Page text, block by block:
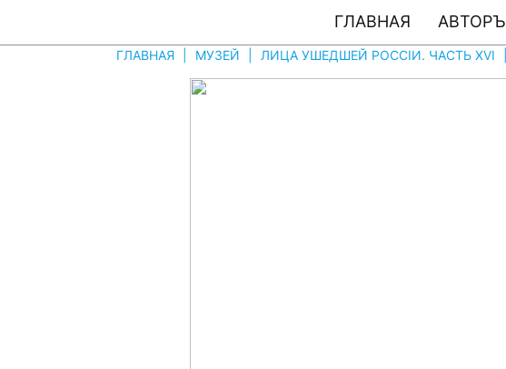
ГЛАВНАЯ АВТОРЪ
ГЛАВНАЯ МУЗЕЙ ЛИЦА УШЕДШЕЙ РОССIИ. ЧАСТЬ XVI